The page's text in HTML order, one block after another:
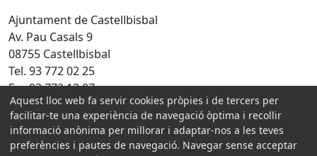
Ajuntament de Castellbisbal
Av. Pau Casals 9
08755 Castellbisbal
Tel. 93 772 02 25
Fax 93 772 13 07
Amb la col·laboració de:
Aquest lloc web fa servir cookies pròpies i de tercers per
facilitar-te una experiència de navegació òptima i recollir
informació anònima per millorar i adaptar-nos a les teves
preferències i pautes de navegació. Navegar sense acceptar